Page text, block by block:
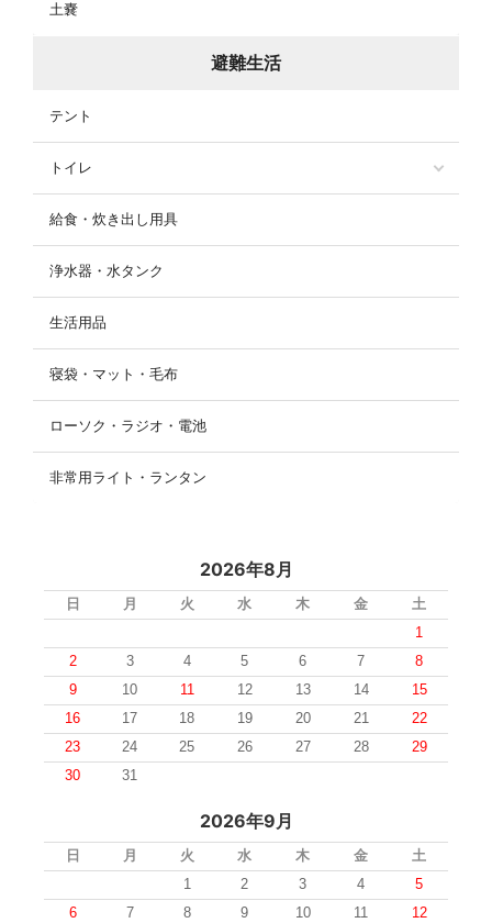
土嚢
避難生活
テント
トイレ
給食・炊き出し用具
浄水器・水タンク
生活用品
寝袋・マット・毛布
ローソク・ラジオ・電池
非常用ライト・ランタン
2026年8月
日 月 火 水 木 金
土
1
2
3 4 5 6 7
8
9
10 11 12 13 14
15
16
17 18 19 20 21
22
23
24 25 26 27 28
29
30
31
2026年9月
日 月 火 水 木 金
土
1
2 3 4
5
6
7 8 9 10 11
12